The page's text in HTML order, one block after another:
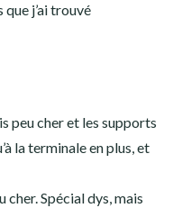
j’ai trouvé
peu cher et les supports
la terminale en plus, et
cher. Spécial dys, mais